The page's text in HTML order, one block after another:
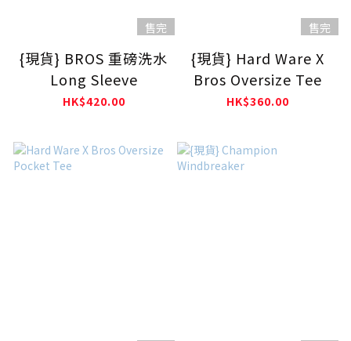
售完
{現貨} BROS 重磅洗水
Long Sleeve
HK$420.00
售完
{現貨} Hard Ware X
Bros Oversize Tee
HK$360.00